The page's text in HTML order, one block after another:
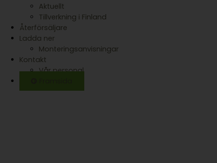
Aktuellt
Tillverkning i Finland
Återförsäljare
Ladda ner
Monteringsanvisningar
Kontakt
Vår personal